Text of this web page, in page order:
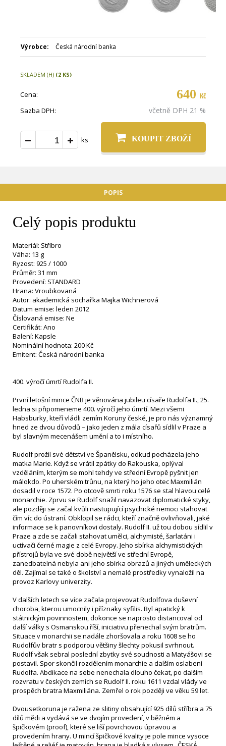
Výrobce: Česká národní banka
SKLADEM (H) (2 KS)
Cena: 640 Kč
Sazba DPH: včetně DPH 21 %
ks KOUPIT ZBOŽÍ
POPIS
Celý popis produktu
Materiál: Stříbro
Váha: 13 g
Ryzost: 925 / 1000
Průměr: 31 mm
Provedení: STANDARD
Hrana: Vroubkovaná
Autor: akademická sochařka Majka Wichnerová
Datum emise: leden 2012
Číslovaná emise: Ne
Certifikát: Ano
Balení: Kapsle
Nominální hodnota: 200 Kč
Emitent: Česká národní banka
400. výročí úmrtí Rudolfa II.
První letošní mince ČNB je věnována jubileu císaře Rudolfa II., 25.
ledna si připomeneme 400. výročí jeho úmrtí. Mezi všemi
Habsburky, kteří vládli zemím Koruny české, je pro nás významný
hned ze dvou důvodů – jako jeden z mála císařů sídlil v Praze a
byl slavným mecenášem umění a to i místního.
Rudolf prožil své dětství ve Španělsku, odkud pocházela jeho
matka Marie. Když se vrátil zpátky do Rakouska, oplýval
vzděláním, kterým se mohl tehdy ve střední Evropě pyšnit jen
málokdo. Po uherském trůnu, na který ho jeho otec Maxmilián
dosadil v roce 1572. Po otcově smrti roku 1576 se stal hlavou celé
monarchie. Zprvu se Rudolf snažil navazovat diplomatické styky,
ale později se začal kvůli nastupující psychické nemoci stahovat
čím víc do ústraní. Obklopil se rádci, kteří značně ovlivňovali, jaké
informace se k panovníkovi dostaly. Rudolf II. už tou dobou sídlil v
Praze a zde se začali stahovat umělci, alchymisté, šarlatáni i
uctívači černé magie z celé Evropy. Jeho sbírka alchymistických
přístrojů byla ve své době největší ve střední Evropě,
zanedbatelná nebyla ani jeho sbírka obrazů a jiných uměleckých
děl. Zajímal se také o školství a nemalé prostředky vynaložil na
provoz Karlovy univerzity.
V dalších letech se více začala projevovat Rudolfova duševní
choroba, kterou umocnily i příznaky syfilis. Byl apatický k
státnickým povinnostem, dokonce se naprosto distancoval od
další války s Osmanskou říší, iniciativu přenechal svým bratrům.
Situace v monarchii se nadále zhoršovala a roku 1608 se ho
Rudolfův bratr s podporou většiny šlechty pokusil svrhnout.
Rudolf však sebral poslední zbytky své soudnosti a Matyášovi se
postavil. Spor skončil rozdělením monarchie a dalším oslabení
Rudolfa. Abdikace na sebe nenechala dlouho čekat, po dalším
rozvratu v českých zemích se Rudolf II. roku 1611 vzdal vlády ve
prospěch bratra Maxmiliána. Zemřel o rok později ve věku 59 let.
Dvousetkoruna je ražena ze slitiny obsahující 925 dílů stříbra a 75
dílů mědi a vydává se ve dvojím provedení, v běžném a
špičkovém (proof), které se liší povrchovou úpravou a
provedením hrany. U mincí špičkové kvality je pole mince vysoce